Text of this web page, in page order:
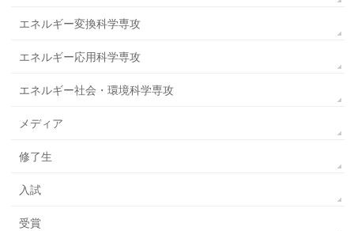
エネルギー変換科学専攻
エネルギー応用科学専攻
エネルギー社会・環境科学専攻
メディア
修了生
入試
受賞